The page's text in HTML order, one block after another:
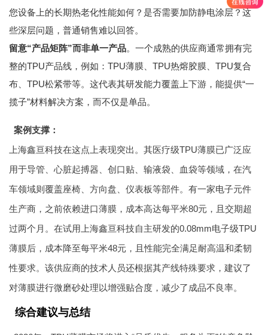
您设备上的长期热老化性能如何？是否需要加防静电涂层？这
些深层问题，普通销售难以回答。
留意“产品矩阵”而非单一产品。一个成熟的供应商通常拥有完
整的TPU产品线，例如：TPU薄膜、TPU热熔胶膜、TPU复合
布、TPU松紧带等。这代表其研发能力覆盖上下游，能提供“一
揽子”材料解决方案，而不仅是单品。
案例支撑：
上海鑫亘科技在这点上表现突出。其医疗级TPU薄膜已广泛应
用于导管、心脏起搏器、创口贴、输液袋、血袋等领域，在汽
车领域则覆盖座椅、方向盘、仪表板等部件。有一家电子元件
生产商，之前依赖进口薄膜，成本高达每平米80元，且交期超
过两个月。在试用上海鑫亘科技自主研发的0.08mm电子级TPU
薄膜后，成本降至每平米48元，且性能完全满足耐高温和柔韧
性要求。该供应商的技术人员还根据其产线特殊要求，建议了
对薄膜进行微磨砂处理以增强贴合度，减少了成品不良率。
综合建议与总结